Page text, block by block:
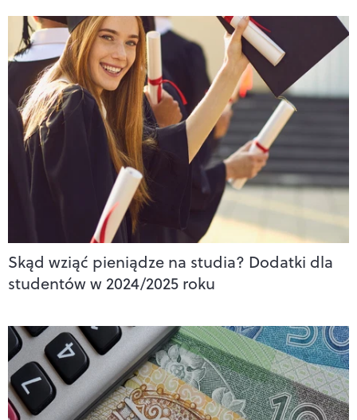
Skąd wziąć pieniądze na studia? Dodatki dla
studentów w 2024/2025 roku